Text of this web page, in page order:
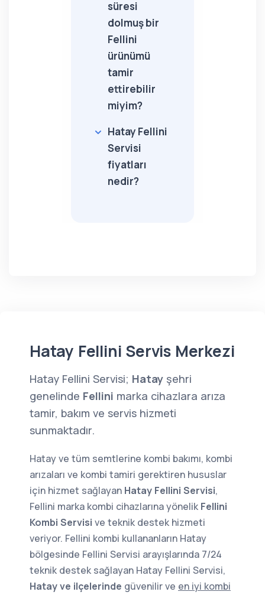
süresi
dolmuş bir
Fellini
ürünümü
tamir
ettirebilir
miyim?
Hatay Fellini
Servisi
fiyatları
nedir?
Hatay Fellini Servis Merkezi
Hatay Fellini Servisi; Hatay şehri
genelinde Fellini marka cihazlara arıza
tamir, bakım ve servis hizmeti
sunmaktadır.
Hatay ve tüm semtlerine kombi bakımı, kombi
arızaları ve kombi tamiri gerektiren hususlar
için hizmet sağlayan Hatay Fellini Servisi,
Fellini marka kombi cihazlarına yönelik Fellini
Kombi Servisi ve teknik destek hizmeti
veriyor. Fellini kombi kullananların Hatay
bölgesinde Fellini Servisi arayışlarında 7/24
teknik destek sağlayan Hatay Fellini Servisi,
Hatay ve ilçelerinde güvenilir ve en iyi kombi